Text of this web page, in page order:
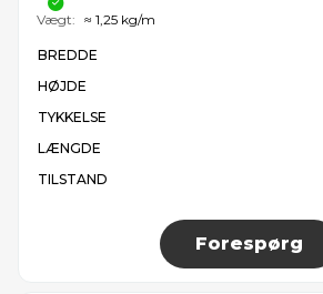
BREDDE
HØJDE
TYKKELSE
LÆNGDE
TILSTAND
Forespørg
Vægt: ≈ 1,25 kg/m